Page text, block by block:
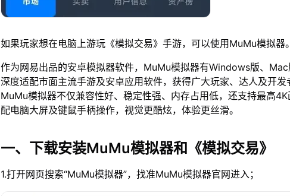
如果玩家想在电脑上游玩《模拟交易》手游，可以使用MuMu模拟器。
作为网易出品的安卓模拟器软件，MuMu模拟器有Windows版、Mac
深度适配市面主流手游及安卓应用软件，获得广大玩家、达人及开发
MuMu模拟器不仅兼容性好、稳定性强、内存占用低，还支持最高
配电脑大屏及键鼠手柄操作，视觉更酷炫，体验更丝滑。
一、下载安装MuMu模拟器和《模拟交易》
1.打开网页搜索“MuMu模拟器”，找准MuMu模拟器官网进入；